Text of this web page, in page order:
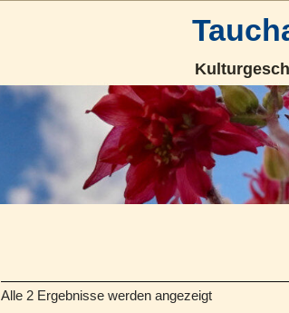
Alle 2 Ergebnisse werden angezeigt